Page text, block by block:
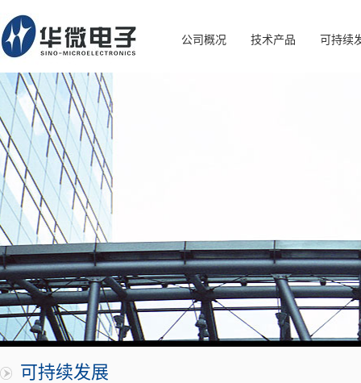
公司概况 技术产品 可持续
可持续发展